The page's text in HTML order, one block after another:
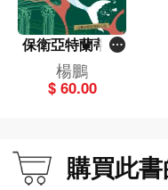
保衛亞特蘭蒂斯
(4)[世界之謎科幻
小說系列]
楊鵬
$ 60.00
購買此